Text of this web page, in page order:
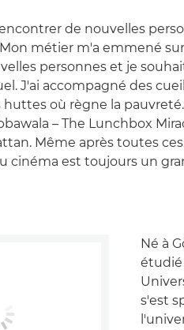
de nouvelles
métier m'a emmené
personnes et je
J'ai accompagné des
huttes où règne la
– The Lunchbox
Même après toutes
cinéma est toujours un
Né à
étudié
s'est